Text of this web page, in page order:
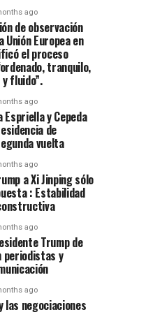
ago
de observación
Europea en
el proceso
tranquilo,
fluido”.
ago
Espriella y Cepeda
de
vuelta
ago
a Xi Jinping sólo
: Estabilidad
ago
Trump de
periodistas y
ago
las negociaciones